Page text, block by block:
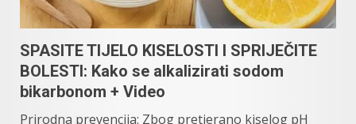
SPASITE TIJELO KISELOSTI I SPRIJEČITE
BOLESTI: Kako se alkalizirati sodom
bikarbonom + Video
Prirodna prevencija: Zbog pretjerano kiselog pH